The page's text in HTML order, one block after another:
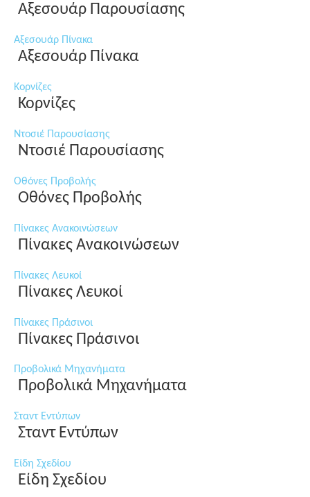
Αξεσουάρ Παρουσίασης
Αξεσουάρ Πίνακα
Αξεσουάρ Πίνακα
Κορνίζες
Κορνίζες
Ντοσιέ Παρουσίασης
Ντοσιέ Παρουσίασης
Οθόνες Προβολής
Οθόνες Προβολής
Πίνακες Ανακοινώσεων
Πίνακες Ανακοινώσεων
Πίνακες Λευκοί
Πίνακες Λευκοί
Πίνακες Πράσινοι
Πίνακες Πράσινοι
Προβολικά Μηχανήματα
Προβολικά Μηχανήματα
Σταντ Εντύπων
Σταντ Εντύπων
Είδη Σχεδίου
Είδη Σχεδίου